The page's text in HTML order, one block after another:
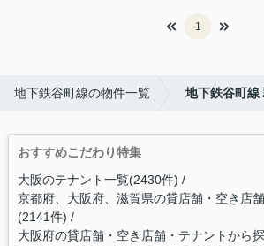
1
地下鉄谷町線の物件一覧 地下鉄谷町線
おすすめこだわり特集
大阪のテナント一覧(2430件)
京都府、大阪府、滋賀県の貸店舗・空き店
(2141件)
大阪府の貸店舗・空き店舗・テナントから